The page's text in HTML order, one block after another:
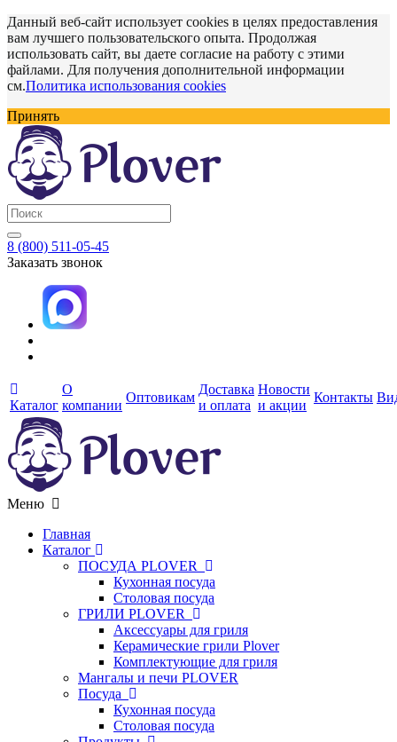
Данный веб-сайт использует cookies в целях предоставления
вам лучшего пользовательского опыта. Продолжая
использовать сайт, вы даете согласие на работу с этими
файлами. Для получения дополнительной информации
см.Политика использования cookies
Принять
8 (800) 511-05-45
Заказать звонок
Каталог
О
компании
Оптовикам
Доставка
и оплата
Новости
и акции
Контакты
Меню
Главная
Каталог
ПОСУДА PLOVER
Кухонная посуда
Столовая посуда
ГРИЛИ PLOVER
Аксессуары для гриля
Керамические грили Plover
Комплектующие для гриля
Мангалы и печи PLOVER
Посуда
Кухонная посуда
Столовая посуда